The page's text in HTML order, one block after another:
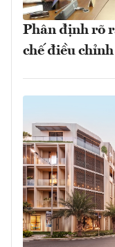
Phân định rõ
chế điều